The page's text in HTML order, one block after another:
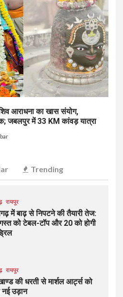
आराधना का खास संयोग,
जबलपुर में 33 KM कांवड़ यात्रा
Trending
रायपुर
में बाढ़ से निपटने की तैयारी तेज:
को टेबल-टॉप और 20 को होगी
रायपुर
की धरती से मार्शल आर्ट्स को
नई उड़ान